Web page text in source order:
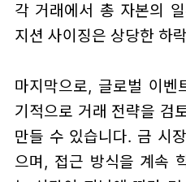
각 거래에서 총 자본의
지션 사이징은 상당한 하
마지막으로, 글로벌 이
기적으로 거래 전략을 검
만들 수 있습니다. 금 시
으며, 접근 방식을 계속